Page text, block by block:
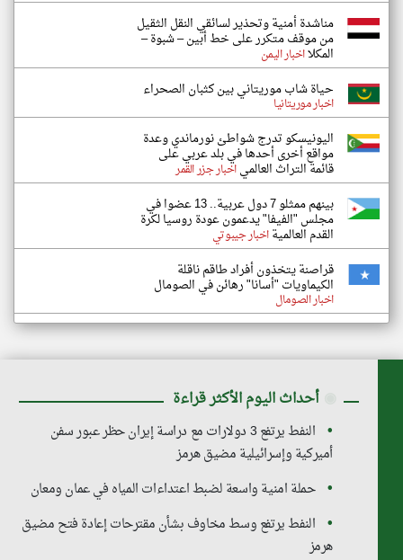
مناشدة أمنية وتحذير لسائقي النقل الثقيل
من موقف متكرر على خط أبين – شبوة –
المكلااخبار اليمن
حياة شاب موريتاني بين كثبان الصحراء
اخبار موريتانيا
اليونيسكو تدرج شواطئ نورماندي وعدة
مواقع أخرى أحدها في بلد عربي على
قائمة التراث العالمياخبار جزر القمر
بينهم ممثلو 7 دول عربية.. 13 عضوا في
مجلس "الفيفا" يدعمون عودة روسيا لكرة
القدم العالميةاخبار جيبوتي
قراصنة يتخذون أفراد طاقم ناقلة
الكيماويات "أسانا" رهائن في الصومال
اخبار الصومال
أحداث اليوم الأكثر قراءة
النفط يرتفع 3 دولارات مع دراسة إيران حظر عبور سفن
أميركية وإسرائيلية مضيق هرمز
حملة امنية واسعة لضبط اعتداءات المياه في عمان ومعان
النفط يرتفع وسط مخاوف بشأن مقترحات إعادة فتح مضيق
هرمز